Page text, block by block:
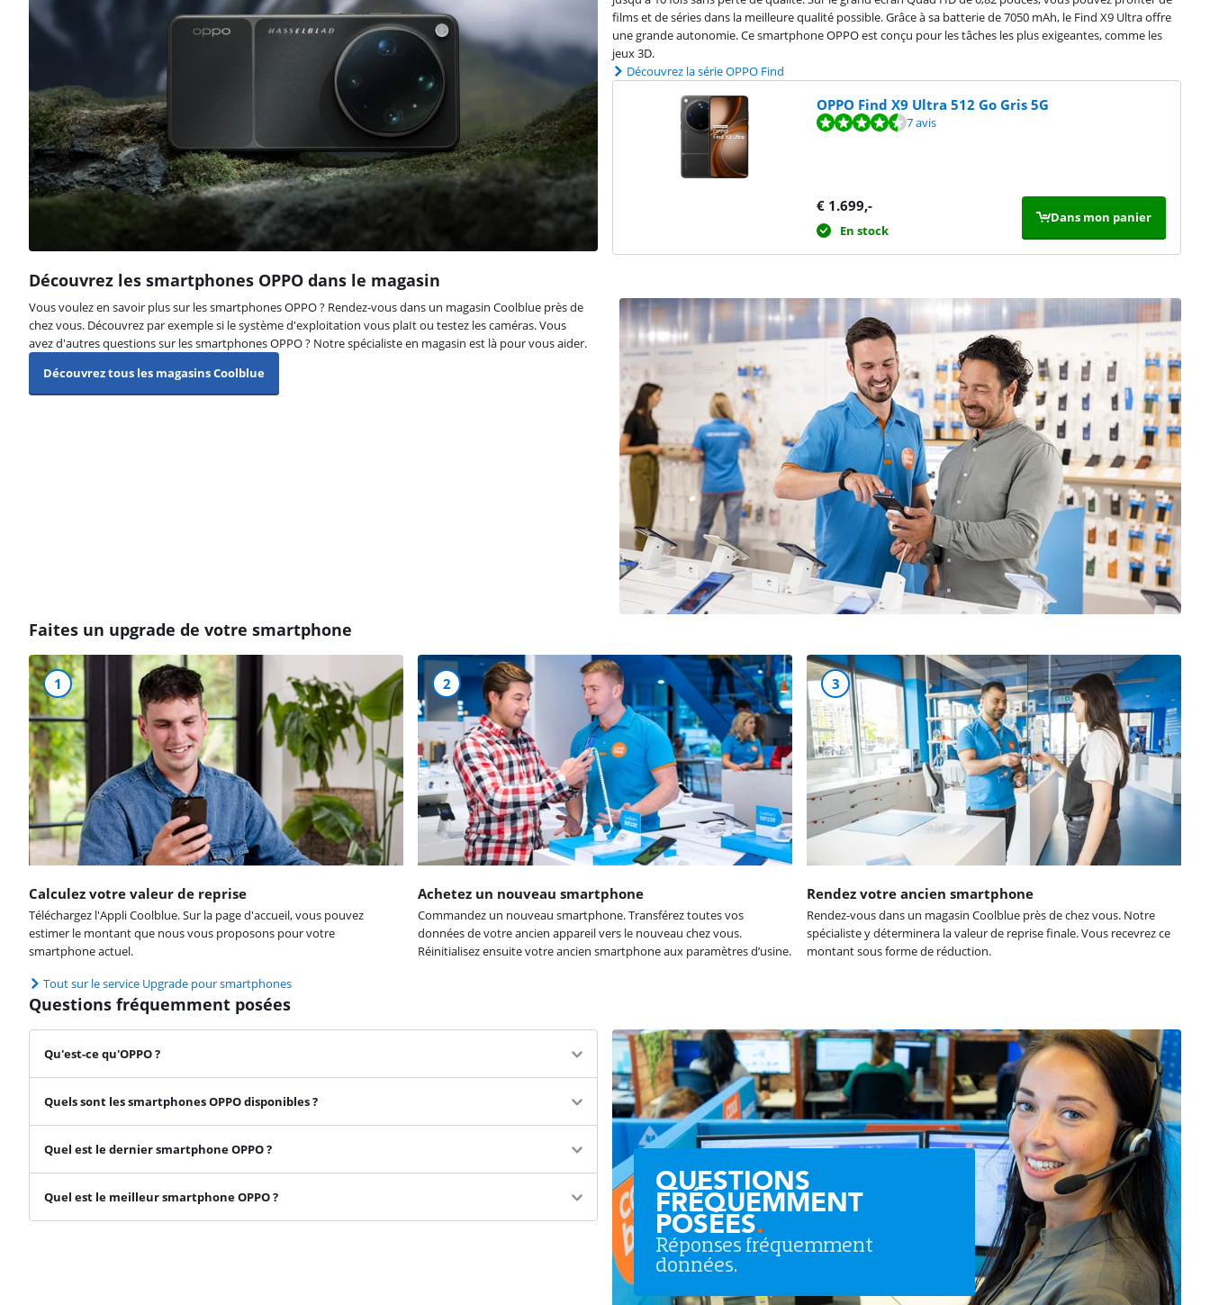
films et de séries dans la meilleure qualité possible. Grâce à sa batterie de 7050 mAh, le Find X9 Ultra offre
une grande autonomie. Ce smartphone OPPO est conçu pour les tâches les plus exigeantes, comme les
jeux 3D.
Découvrez la série OPPO Find
OPPO Find X9 Ultra 512 Go Gris 5G
La note est de 9,3 sur 10, basée sur 7 avis. 7 avis
€ 1.699,-
En stock
Dans mon panier
Découvrez les smartphones OPPO dans le magasin
Vous voulez en savoir plus sur les smartphones OPPO ? Rendez-vous dans un magasin Coolblue près de
chez vous. Découvrez par exemple si le système d'exploitation vous plaIt ou testez les caméras. Vous
avez d'autres questions sur les smartphones OPPO ? Notre spécialiste en magasin est là pour vous aider.
Découvrez tous les magasins Coolblue
Faites un upgrade de votre smartphone
1
Calculez votre valeur de reprise
Téléchargez l'Appli Coolblue. Sur la page d'accueil, vous pouvez
estimer le montant que nous vous proposons pour votre
smartphone actuel.
2
Achetez un nouveau smartphone
Commandez un nouveau smartphone. Transférez toutes vos
données de votre ancien appareil vers le nouveau chez vous.
Réinitialisez ensuite votre ancien smartphone aux paramètres d’usine.
3
Rendez votre ancien smartphone
Rendez-vous dans un magasin Coolblue près de chez vous. Notre
spécialiste y déterminera la valeur de reprise finale. Vous recevrez ce
montant sous forme de réduction.
Tout sur le service Upgrade pour smartphones
Questions fréquemment posées
Qu'est-ce qu'OPPO ?
Quels sont les smartphones OPPO disponibles ?
Quel est le dernier smartphone OPPO ?
Quel est le meilleur smartphone OPPO ?
QUESTIONS
FRÉQUEMMENT
POSÉES.
Réponses fréquemment
données.